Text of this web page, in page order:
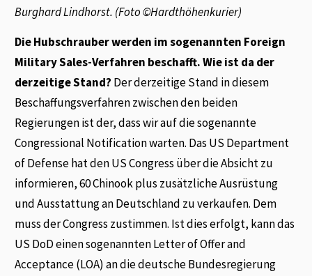
Burghard Lindhorst. (Foto ©Hardthöhenkurier)
Die Hubschrauber werden im sogenannten Foreign
Military Sales-Verfahren beschafft. Wie ist da der
derzeitige Stand? Der derzeitige Stand in diesem
Beschaffungsverfahren zwischen den beiden
Regierungen ist der, dass wir auf die sogenannte
Congressional Notification warten. Das US Department
of Defense hat den US Congress über die Absicht zu
informieren, 60 Chinook plus zusätzliche Ausrüstung
und Ausstattung an Deutschland zu verkaufen. Dem
muss der Congress zustimmen. Ist dies erfolgt, kann das
US DoD einen sogenannten Letter of Offer and
Acceptance (LOA) an die deutsche Bundesregierung